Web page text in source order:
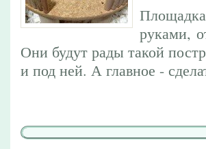
руками,
Они будут рады такой
и под ней. А главное -